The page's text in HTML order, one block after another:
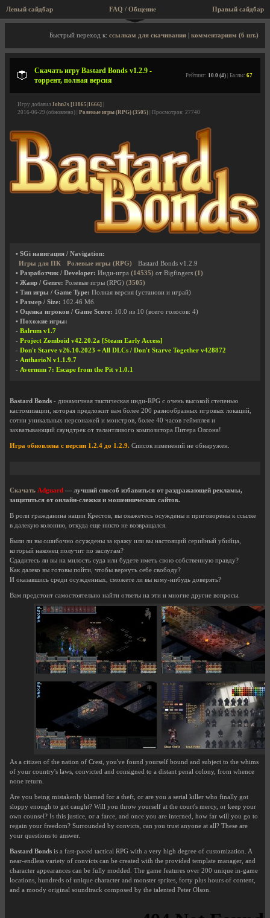
Левый сайдбар Правый сайдбар
FAQ / Общение
Описание игры, торрент, скриншоты, видео
Быстрый переход к: ссылкам для скачивания комментариям (6 шт.)
Скачать игру Bastard Bonds v1.2.9 -
торрент, полная версия
Рейтинг: 10.0 (4) | Баллы: 67
Игру добавил John2s [11865|1666]
2016-06-29 (обновлено) | Ролевые игры (RPG) (3505) | Просмотров: 27740
• SGi навигация / Navigation:
Игры для ПК
Ролевые игры (RPG)
Bastard Bonds v1.2.9
• Разработчик / Developer: Инди-игра (14535) от Bigfingers (1)
• Жанр / Genre: Ролевые игры (RPG) (3505)
• Тип игры / Game Type: Полная версия (установи и играй)
• Размер / Size: 102.46 Мб.
• Оценка игроков / Game Score: 10.0 из 10 (всего голосов: 4)
• Похожие игры:
- Balrum v1.7
- Project Zomboid v42.20.2a [Steam Early Access]
- Don't Starve v26.10.2023 + All DLCs / Don't Starve Together v428872
- AntharioN v1.1.9.7
- Avernum 7: Escape from the Pit v1.0.1
Bastard Bonds - динамичная тактическая инди-RPG с очень высокой степенью
кастомизации, которая предложит вам более 200 разнообразных игровых локаций,
сотни уникальных персонажей и монстров, более 40 часов геймплея и
захватывающий саундтрек от талантливого композитора Питера Олсона!
Игра обновлена с версии 1.2.4 до 1.2.9. Список изменений не обнаружен.
Скачать Adguard — лучший способ избавиться от раздражающей рекламы,
защититься от онлайн-слежки и мошеннических сайтов.
В роли гражданина нации Крестов, вы окажетесь осуждены и приговорены к ссылке
в далекую колонию, откуда еще никто не возвращался.
Были ли вы ошибочно осуждены за кражу или вы настоящий серийный убийца,
который наконец получит по заслугам?
Сдадитесь ли вы на милость суда или будете иметь свою собственную правду?
Как далеко вы готовы пойти, чтобы вернуть себе свободу?
И оказавшись среди осужденных, сможете ли вы кому-нибудь доверять?
Вам предстоит самостоятельно найти ответы на эти и многие другие вопросы.
As a citizen of the nation of Crest, you've found yourself bound and subject to the whims
of your country's laws, convicted and consigned to a distant penal colony, from whence
none return.
Are you being mistakenly blamed for a theft, or are you a serial killer who finally got
sloppy enough to get caught? Will you throw yourself at the court's mercy, or keep your
own counsel? Is this justice, or a farce, and once you are interned, how far will you go to
regain your freedom? Surrounded by convicts, can you trust anyone at all? These are
your questions to answer.
Bastard Bonds is a fast-paced tactical RPG with a very high degree of customization. A
near-endless variety of convicts can be created with the provided template manager, and
character appearances can be fully modded. The game features over 200 unique in-game
locations, hundreds of unique character and monster sprites, forty plus hours of content,
and a moody original soundtrack composed by the talented Peter Olson.